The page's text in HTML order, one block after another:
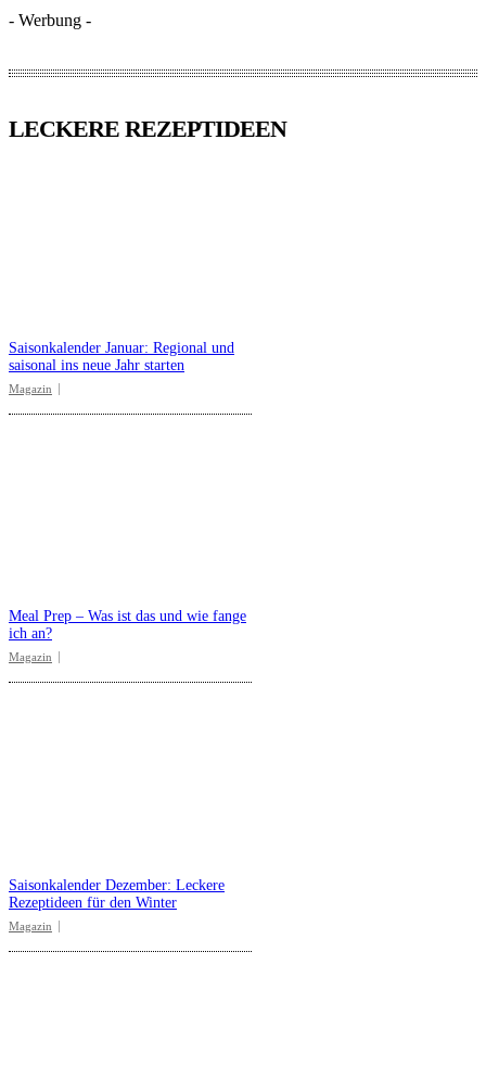
- Werbung -
LECKERE REZEPTIDEEN
Saisonkalender Januar: Regional und
saisonal ins neue Jahr starten
Magazin
Meal Prep – Was ist das und wie fange
ich an?
Magazin
Saisonkalender Dezember: Leckere
Rezeptideen für den Winter
Magazin